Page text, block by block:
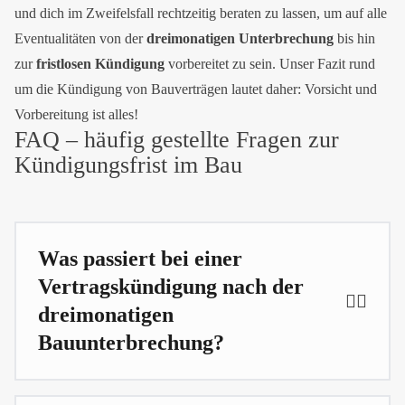
und dich im Zweifelsfall rechtzeitig beraten zu lassen, um auf alle
Eventualitäten von derdreimonatigen Unterbrechung bis hin
zurfristlosen Kündigung vorbereitet zu sein. Unser Fazit rund
um die Kündigung von Bauverträgen lautet daher: Vorsicht und
Vorbereitung ist alles!
FAQ – häufig gestellte Fragen zur
Kündigungsfrist im Bau
Was passiert bei einer
Vertragskündigung nach der
dreimonatigen
Bauunterbrechung?